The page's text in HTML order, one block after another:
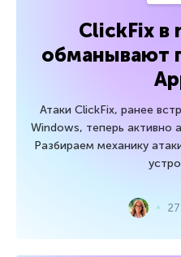
ClickFix в
обманывают
Атаки ClickFix, ранее
Windows, теперь активно
Разбираем механику